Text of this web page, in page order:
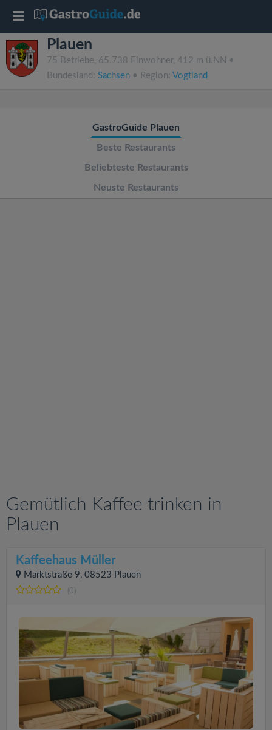
Plauen
75 Betriebe, 65.738 Einwohner, 412 m ü.NN •
Bundesland: Sachsen • Region: Vogtland
GastroGuide Plauen
Beste Restaurants
Beliebteste Restaurants
Neuste Restaurants
Gemütlich Kaffee trinken in
Plauen
Kaffeehaus Müller
Marktstraße 9, 08523 Plauen
(0)
T
o
g